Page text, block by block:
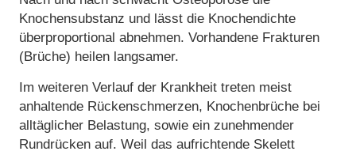
Knochensubstanz und lässt die Knochendichte
überproportional abnehmen. Vorhandene Frakturen
(Brüche) heilen langsamer.
Im weiteren Verlauf der Krankheit treten meist
anhaltende Rückenschmerzen, Knochenbrüche bei
alltäglicher Belastung, sowie ein zunehmender
Rundrücken auf. Weil das aufrichtende Skelett